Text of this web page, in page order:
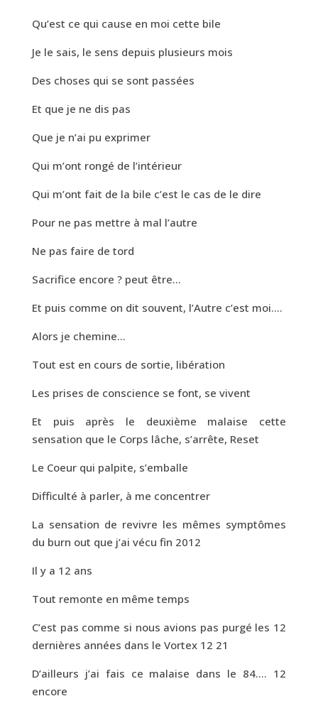
Qu’est ce qui cause en moi cette bile
Je le sais, le sens depuis plusieurs mois
Des choses qui se sont passées
Et que je ne dis pas
Que je n’ai pu exprimer
Qui m’ont rongé de l’intérieur
Qui m’ont fait de la bile c’est le cas de le dire
Pour ne pas mettre à mal l’autre
Ne pas faire de tord
Sacrifice encore ? peut être…
Et puis comme on dit souvent, l’Autre c’est moi….
Alors je chemine…
Tout est en cours de sortie, libération
Les prises de conscience se font, se vivent
Et puis après le deuxième malaise cette
sensation que le Corps lâche, s’arrête, Reset
Le Coeur qui palpite, s’emballe
Difficulté à parler, à me concentrer
La sensation de revivre les mêmes symptômes
du burn out que j’ai vécu fin 2012
Il y a 12 ans
Tout remonte en même temps
C’est pas comme si nous avions pas purgé les 12
dernières années dans le Vortex 12 21
D’ailleurs j’ai fais ce malaise dans le 84…. 12
encore